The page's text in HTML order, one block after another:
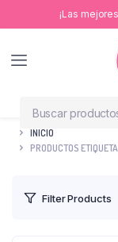
¡Las mejores
INICIO
PRODUCTOS
Filter Products